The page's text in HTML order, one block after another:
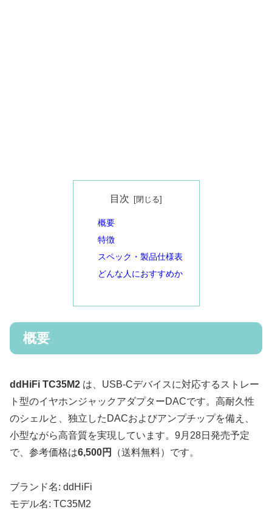
目次
概要
特徴
スペック・製品仕様表
どんな人におすすめか
概要
ddHiFi TC35M2 は、USB-Cデバイスに対応するストレー
ト型のイヤホンジャックアダプターDACです。高耐久性
のシェルと、独立したDACおよびアンプチップを備え、
小型ながら高音質を実現しています。9月28日発売予定
で、参考価格は6,500円 （送料無料）です。
ブランド名: ddHiFi
モデル名: TC35M2